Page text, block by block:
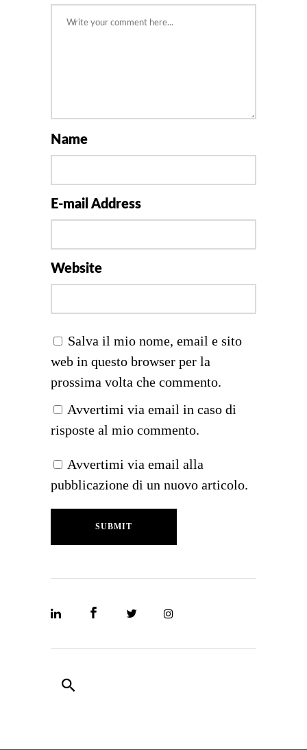
Name
E-mail Address
Website
Salva il mio nome, email e sito
web in questo browser per la
prossima volta che commento.
Avvertimi via email in caso di
risposte al mio commento.
Avvertimi via email alla
pubblicazione di un nuovo articolo.
SUBMIT